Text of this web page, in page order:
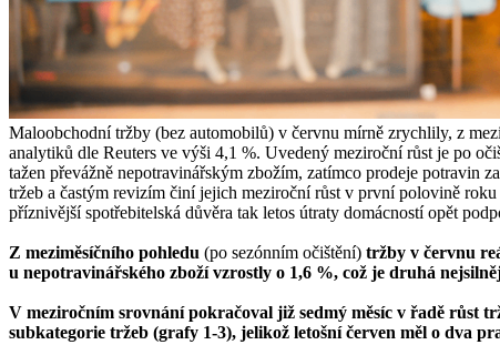
Maloobchodní tržby (bez automobilů) v červnu mírně zrychlily, z
analytiků dle Reuters ve výši 4,1 %. Uvedený meziroční růst je po
tažen převážně nepotravinářským zbožím, zatímco prodeje potravin
tržeb a častým revizím činí jejich meziroční růst v první polovině
příznivější spotřebitelská důvěra tak letos útraty domácností opět
Z meziměsíčního pohledu (po sezónním očištění) tržby v červnu
u nepotravinářského zboží vzrostly o 1,6 %, což je druhá
V meziročním srovnání pokračoval již sedmý měsíc v řadě růst
subkategorie tržeb (grafy 1-3), jelikož letošní červen měl o dva